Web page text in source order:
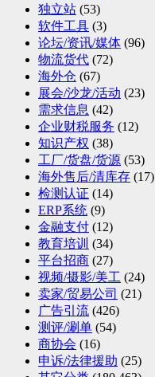
独立站 (53)
软件工具 (3)
论坛/资讯/媒体 (96)
物流货代 (72)
海外仓 (67)
展会/沙龙/活动 (23)
需求信息 (42)
企业财税服务 (12)
知识产权 (38)
工厂/货盘/货源 (53)
海外售后/清库存 (17)
检测认证 (14)
ERP系统 (9)
金融支付 (12)
教育培训 (34)
平台招商 (27)
视频/摄影/美工 (24)
卖家/贸易公司 (21)
广告引流 (426)
测评/涮单 (54)
商协会 (16)
申诉/法律援助 (25)